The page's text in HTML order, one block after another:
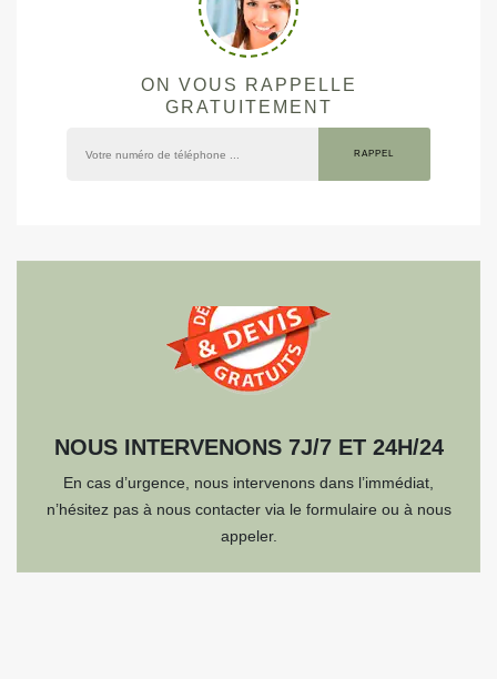
ON VOUS RAPPELLE
GRATUITEMENT
NOUS INTERVENONS 7J/7 ET 24H/24
En cas d’urgence, nous intervenons dans l’immédiat,
n’hésitez pas à nous contacter via le formulaire ou à nous
appeler.